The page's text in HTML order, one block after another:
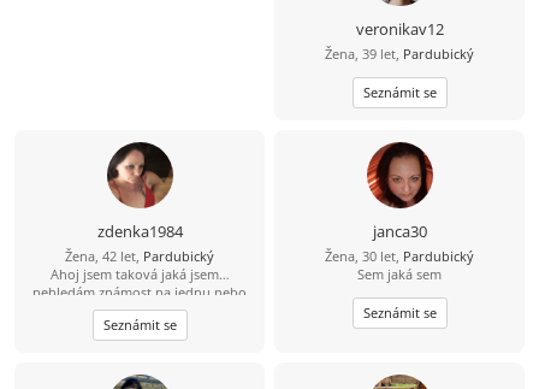
veronikav12
Žena, 39 let, Pardubický
Seznámit se
zdenka1984
Žena, 42 let, Pardubický
Ahoj jsem taková jaká jsem…
nehledám známost na jednu nebo
dvě noci… hledám vztah který bude
trvat už na vždy ❤️
Seznámit se
janca30
Žena, 30 let, Pardubický
Sem jaká sem
Seznámit se